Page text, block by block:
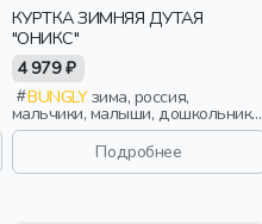
КУРТКА ЗИМНЯЯ ДУТАЯ
"ОНИКС"
4 979 ₽
BUNGLYзима, россия,
мальчики, малыши, дошкольники,
дети
Подробнее